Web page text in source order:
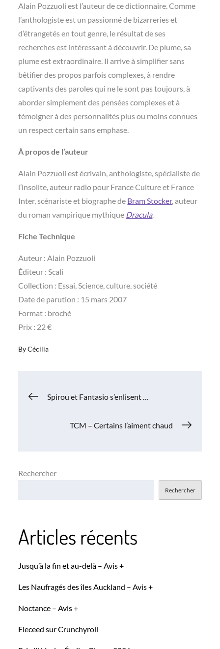
Alain Pozzuoli est l’auteur de ce dictionnaire. Comme
l’anthologiste est un passionné de bizarreries et
d’étrangetés en tout genre, le résultat de ses
recherches est intéressant à découvrir. De plume, sa
plume est extraordinaire. Il arrive à simplifier sans
bêtifier des propos parfois complexes, à rendre
captivants des paroles qui ne le sont pas toujours, à
aborder simplement des pensées complexes et à
témoigner à des personnalités plus ou moins connues
un respect certain sans emphase.
À propos de l’auteur
Alain Pozzuoli est écrivain, anthologiste, spécialiste de
l’insolite, auteur radio pour France Culture et France
Inter, scénariste et biographe de Bram Stocker, auteur
du roman vampirique mythique Dracula.
Fiche Technique
Auteur : Alain Pozzuoli
Éditeur : Scali
Collection : Essai, Science, culture, société
Date de parution : 15 mars 2007
Format : broché
Prix : 22 €
ByCécilia
Navigation
Spirou et Fantasio s’enlisent …
TCM – Certains l’aiment chaud
Rechercher
Rechercher
Articles récents
Jusqu’à la fin et au-delà – Avis +
Les Naufragés des îles Auckland – Avis +
Noctance – Avis +
Eleceed sur Crunchyroll